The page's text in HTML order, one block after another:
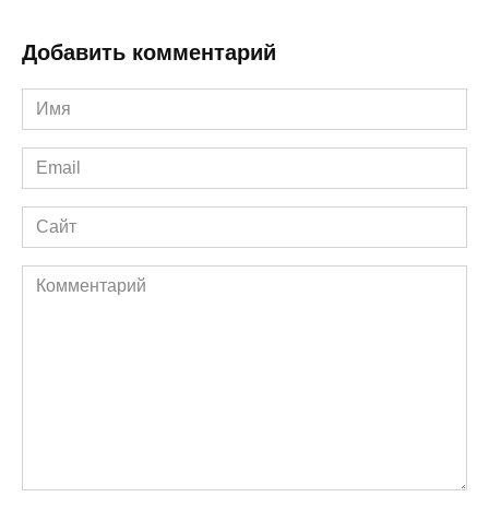
Добавить комментарий
Имя
*
Email
*
Сайт
Комментарий